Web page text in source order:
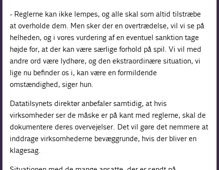
- Reglerne kan ikke lempes, og alle skal som altid tilstræbe
at overholde dem. Men sker der en overtrædelse, vil vi se på
helheden, og i vores vurdering af en eventuel sanktion tage
højde for, at der kan være særlige forhold på spil. Vi vil med
andre ord være lydhøre, og den ekstraordinære situation, vi
lige nu befinder os i, kan være en formildende
omstændighed, siger hun.
Datatilsynets direktør anbefaler samtidig, at hvis
virksomheder ser de måske er på kant med reglerne, skal de
dokumentere deres overvejelser. Det vil gøre det nemmere at
inddrage virksomhederne bevæggrunde, hvis der bliver en
klagesag.